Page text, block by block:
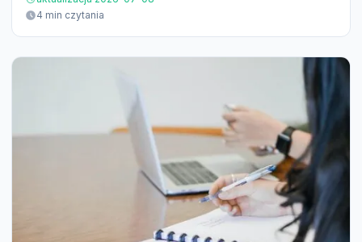
4 min czytania